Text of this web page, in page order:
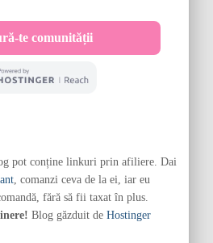
pot conține linkuri prin afiliere. Dai
, comanzi ceva de la ei, iar eu
fără să fii taxat în plus.
Blog găzduit de Hostinger